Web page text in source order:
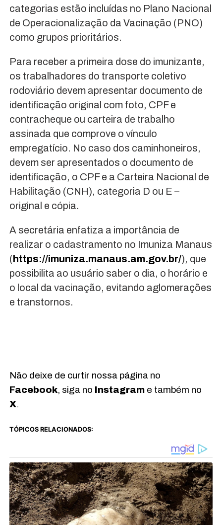
categorias estão incluídas no Plano Nacional
de Operacionalização da Vacinação (PNO)
como grupos prioritários.
Para receber a primeira dose do imunizante,
os trabalhadores do transporte coletivo
rodoviário devem apresentar documento de
identificação original com foto, CPF e
contracheque ou carteira de trabalho
assinada que comprove o vínculo
empregatício. No caso dos caminhoneiros,
devem ser apresentados o documento de
identificação, o CPF e a Carteira Nacional de
Habilitação (CNH), categoria D ou E –
original e cópia.
A secretária enfatiza a importância de
realizar o cadastramento no Imuniza Manaus
(https://imuniza.manaus.am.gov.br/), que
possibilita ao usuário saber o dia, o horário e
o local da vacinação, evitando aglomerações
e transtornos.
Não deixe de curtir nossa página no
Facebook, siga no Instagrame também no
X.
TÓPICOS RELACIONADOS: